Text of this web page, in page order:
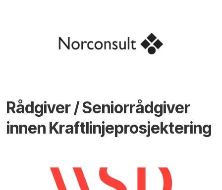
Rådgiver / Seniorrådgiver
innen Kraftlinjeprosjektering